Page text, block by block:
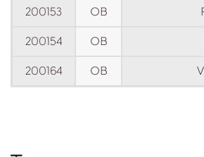
200153 OB
200154 OB
200164 OB